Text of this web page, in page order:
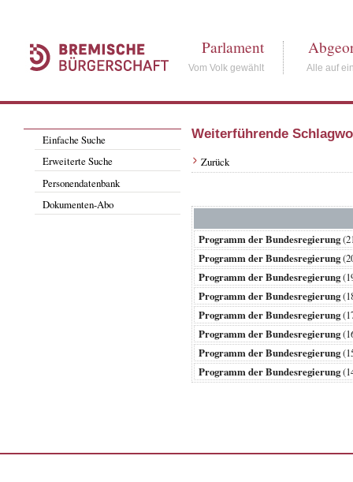
Parlament
Vom Volk gewählt Alle auf
Einfache Suche
Erweiterte Suche
Personendatenbank
Dokumenten-Abo
Weiterführende
Zurück
Programm der Bundesregierung
Programm der Bundesregierung
Programm der Bundesregierung
Programm der Bundesregierung
Programm der Bundesregierung
Programm der Bundesregierung
Programm der Bundesregierung
Programm der Bundesregierung